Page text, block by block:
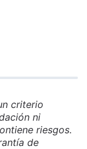
criterio
ni
riesgos.
de